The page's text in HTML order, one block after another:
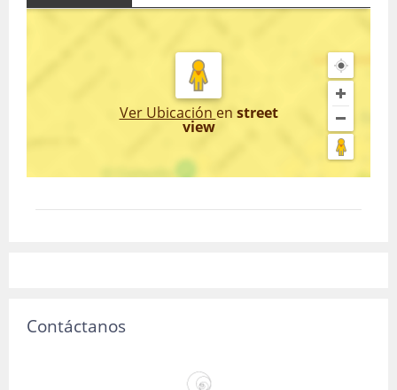
Ver Ubicación en street
view
Contáctanos